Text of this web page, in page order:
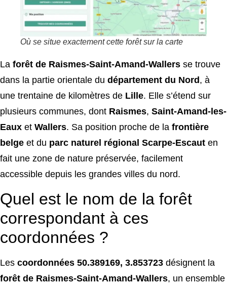
Où se situe exactement cette forêt sur la carte
La forêt de Raismes-Saint-Amand-Wallers se trouve
dans la partie orientale du département du Nord , à
une trentaine de kilomètres de Lille. Elle s’étend sur
plusieurs communes, dont Raismes, Saint-Amand-les-
Eaux et Wallers. Sa position proche de la frontière
belge et du parc naturel régional Scarpe-Escaut en
fait une zone de nature préservée, facilement
accessible depuis les grandes villes du nord.
Quel est le nom de la forêt
correspondant à ces
coordonnées ?
Les coordonnées 50.389169, 3.853723 désignent la
forêt de Raismes-Saint-Amand-Wallers, un ensemble